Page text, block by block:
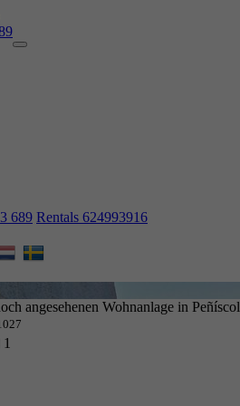
Toggle
689 Rentals 624993916
angesehenen Wohnanlage in
1